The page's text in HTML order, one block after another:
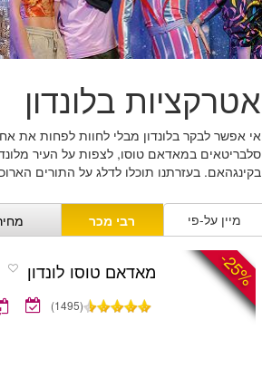
רב מכר
אטרקציות בלונדון
אי אפשר לבקר בלונדון מבלי לחוות לפחות את
סלבריטאים במאדאם טוסו, לצפות על העיר
בקינגהאם. בעזרתנו תוכלו לדלג על התורים
מיין על-פי רבי מכר
-25% מאדאם טוסו לונדון
(1495)